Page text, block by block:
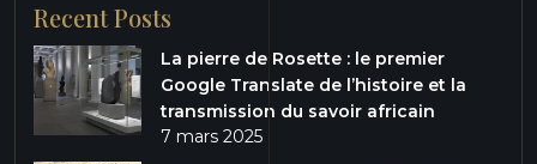
Recent Posts
La pierre de Rosette : le premier
Google Translate de l’histoire et la
transmission du savoir africain
7 mars 2025